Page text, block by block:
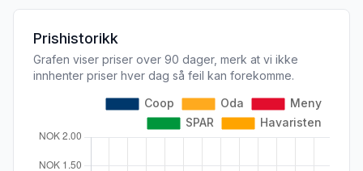
Prishistorikk
Grafen viser priser over 90 dager, merk at vi ikke
innhenter priser hver dag så feil kan forekomme.